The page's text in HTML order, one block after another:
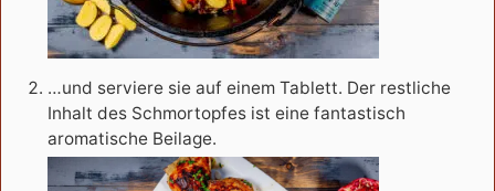
…und serviere sie auf einem Tablett. Der restliche
Inhalt des Schmortopfes ist eine fantastisch
aromatische Beilage.